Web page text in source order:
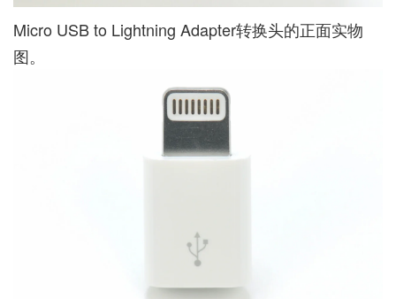
Micro USB to Lightning Adapter转换头的正面实物
图。